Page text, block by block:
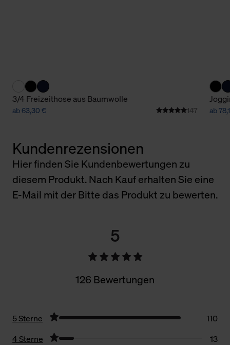
3/4 Freizeithose aus Baumwolle
ab 63,30 € 147 ab
Kundenrezensionen
Hier finden Sie Kundenbewertungen zu
diesem Produkt. Nach Kauf erhalten Sie eine
E-Mail mit der Bitte das Produkt zu bewerten.
5
126 Bewertungen
5 Sterne
110
4 Sterne
13